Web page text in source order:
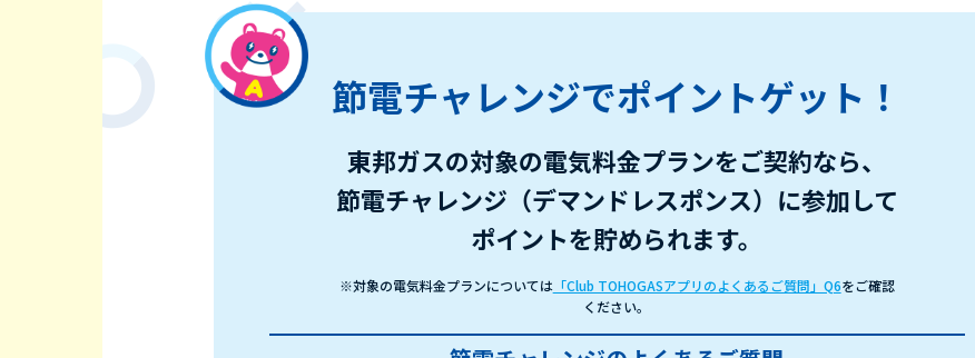
節電チャレンジでポイントゲット！
東邦ガスの対象の電気料金プランをご契約なら、
節電チャレンジ（デマンドレスポンス）に参加して
ポイントを貯められます。
※対象の電気料金プランについては「Club TOHOGASアプリのよくあるご質問」Q6をご確認
ください。